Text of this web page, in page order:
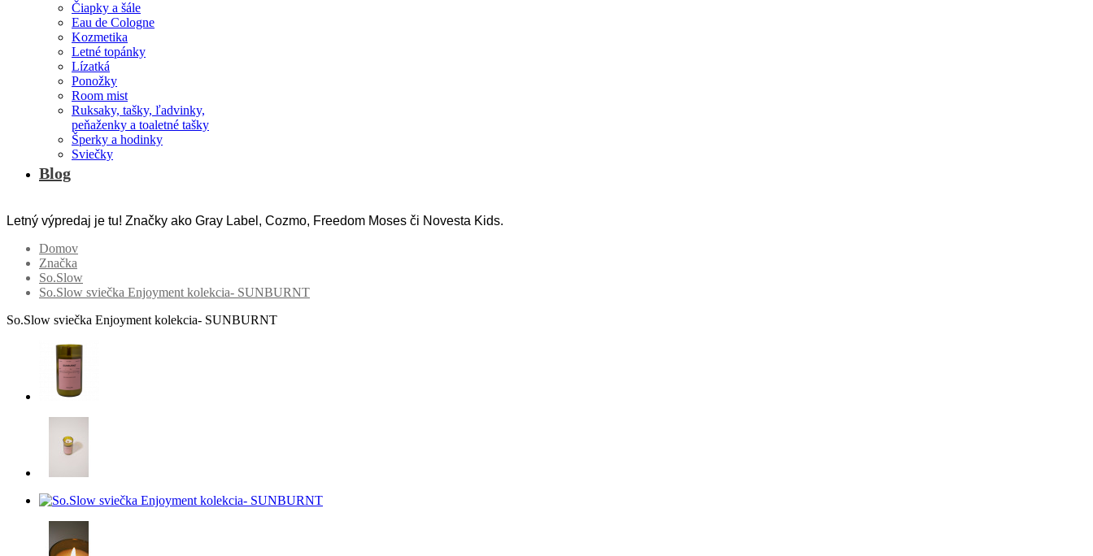
Čiapky a šále
Eau de Cologne
Kozmetika
Letné topánky
Lízatká
Ponožky
Room mist
Ruksaky, tašky, ľadvinky,
peňaženky a toaletné tašky
Šperky a hodinky
Sviečky
Blog
Letný výpredaj je tu! Značky ako Gray Label, Cozmo, Freedom Moses či Novesta Kids.
Domov
Značka
So.Slow
So.Slow sviečka Enjoyment kolekcia- SUNBURNT
So.Slow sviečka Enjoyment kolekcia- SUNBURNT